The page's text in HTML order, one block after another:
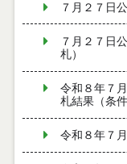
７月２７日
７月２７日
札）
令和８年７
札結果（条
令和８年７